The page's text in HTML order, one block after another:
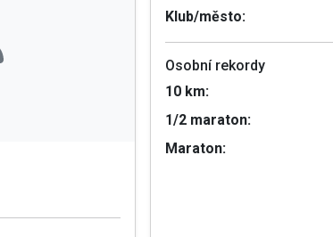
Klub/město:
Osobní rekordy
10 km:
1/2 maraton:
Maraton: